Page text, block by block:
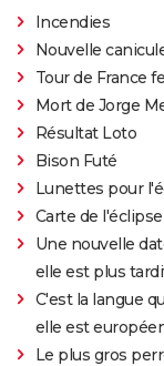
Incendies
Nouvelle
Tour de France
Mort de Jorge
Résultat Loto
Bison Futé
Lunettes pour
Carte de
Une nouvelle
elle est plus
C'est la langue
elle est
Le plus gros